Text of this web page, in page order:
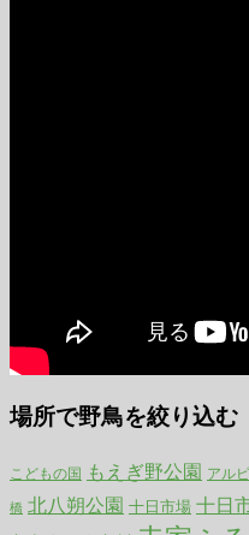
場所で野鳥を絞り込む
こどもの国 もえぎ野公園 アル
橋 北八朔公園 十日市場 十日